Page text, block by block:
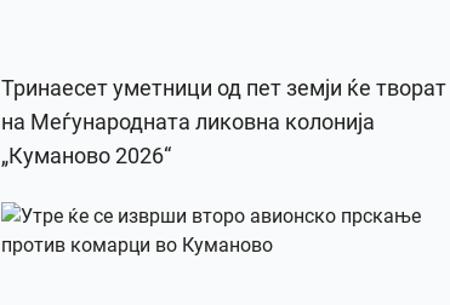
Тринаесет уметници од пет земји ќе творат
на Меѓународната ликовна колонија
„Куманово 2026“